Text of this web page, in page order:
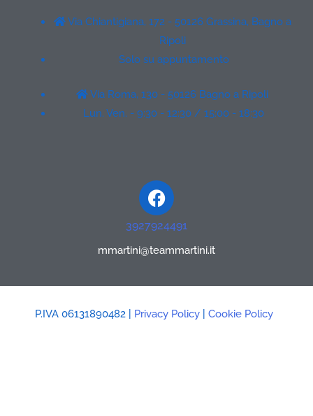
Via Chiantigiana, 172 - 50126 Grassina, Bagno a
Ripoli
Solo su appuntamento
Via Roma, 130 - 50126 Bagno a Ripoli
Lun. Ven. - 9:30 - 12:30 / 15:00 - 18:30
Facebook
3927924491
mmartini@teammartini.it
P.IVA 06131890482 | Privacy Policy| Cookie Policy